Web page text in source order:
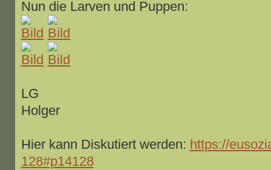
Nun die Larven und Puppen:
LG
Holger
Hier kann Diskutiert werden: https://
128#p14128